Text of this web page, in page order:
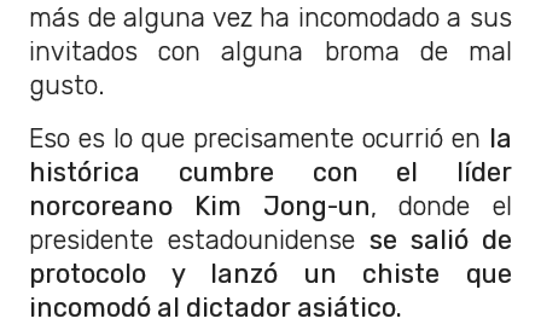
más de alguna vez ha incomodado a sus
invitados con alguna broma de mal
gusto.
Eso es lo que precisamente ocurrió en la
histórica cumbre con el líder
norcoreano Kim Jong-un, donde el
presidente estadounidense se salió de
protocolo y lanzó un chiste que
incomodó al dictador asiático.